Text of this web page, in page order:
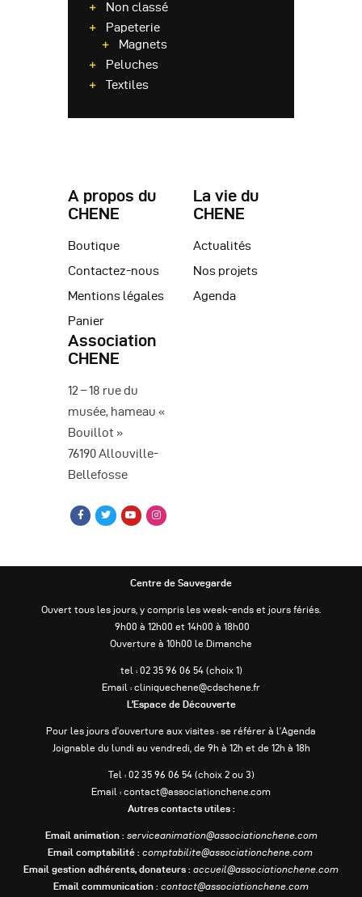
Non classé
Papeterie
Magnets
Peluches
Textiles
A propos du
CHENE
Boutique
Contactez-nous
Mentions légales
Panier
La vie du
CHENE
Actualités
Nos projets
Agenda
Association
CHENE
12 – 18 rue du
musée, hameau «
Bouillot »
76190 Allouville-
Bellefosse
Centre de Sauvegarde
Ouvert tous les jours, y compris les week-ends et jours fériés.
9h00 à 12h00 et 14h00 à 18h00
Ouverture à 10h00 le Dimanche
tel : 02 35 96 06 54 (choix 1)
Email : cliniquechene@cdschene.fr
L’Espace de Découverte
Pour les jours d’ouverture aux visites : se référer à l’Agenda
Joignable du lundi au vendredi, de 9h à 12h et de 12h à 18h
Tel : 02 35 96 06 54 (choix 2 ou 3)
Email : contact@associationchene.com
Autres contacts utiles :
Email animation : serviceanimation@associationchene.com
Email comptabilité : comptabilite@associationchene.com
Email gestion adhérents, donateurs : accueil@associationchene.com
Email communication : contact@associationchene.com